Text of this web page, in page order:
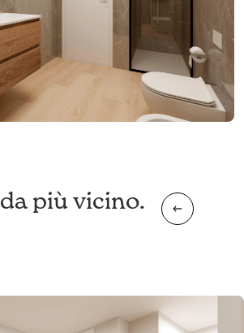
più vicino.